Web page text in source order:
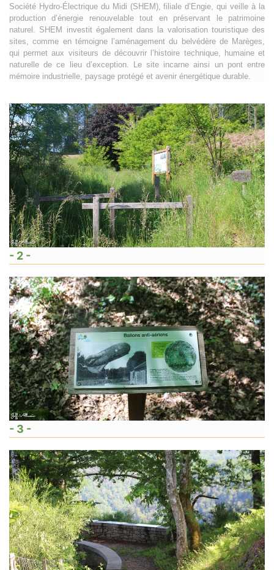
Société Hydro-Électrique du Midi (SHEM), filiale d’Engie, qui veille à la
production d’énergie renouvelable tout en préservant le patrimoine
naturel. SHEM investit également dans la valorisation touristique des
sites, comme en témoigne l’aménagement du belvédère de Marèges,
qui permet aux visiteurs de découvrir l’histoire technique, humaine et
naturelle de ce lieu d’exception. Le site incarne ainsi un pont entre
mémoire industrielle, paysage protégé et avenir énergétique durable.
- 2 -
- 3 -